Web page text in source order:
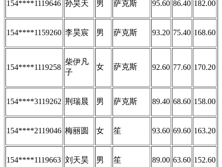
154****1119646 孙昊天 男 萨克斯 95.60 86.40 182.00
154****1159260 李昊宸 男 萨克斯 93.20 75.40 168.60
154****1119258
柴伊凡
子
女 萨克斯 92.60 77.60 170.20
154****3119262 荆瑞晨 男 萨克斯 89.40 68.60 158.00
154****2119046 梅丽圆 女 笙 93.60 69.60 163.20
154****1119663 刘天昊 男 笙 89.00 63.60 152.60